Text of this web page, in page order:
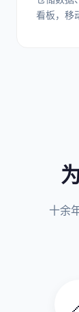
看板，移
十余